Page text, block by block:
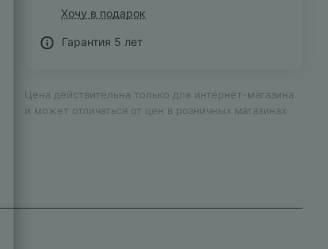
Хочу в подарок
Гарантия 5 лет
Цена действительна только для интернет-магазина
и может отличаться от цен в розничных магазинах